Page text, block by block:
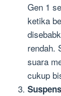
Gen 1
ketika
rendah.
suara
cukup